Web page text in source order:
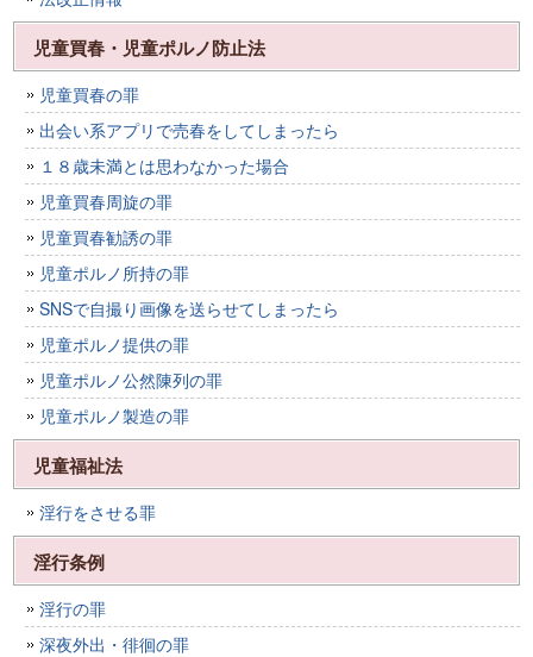
児童買春・児童ポルノ防止法
児童買春の罪
出会い系アプリで売春をしてしまったら
１８歳未満とは思わなかった場合
児童買春周旋の罪
児童買春勧誘の罪
児童ポルノ所持の罪
SNSで自撮り画像を送らせてしまったら
児童ポルノ提供の罪
児童ポルノ公然陳列の罪
児童ポルノ製造の罪
児童福祉法
淫行をさせる罪
淫行条例
淫行の罪
深夜外出・徘徊の罪